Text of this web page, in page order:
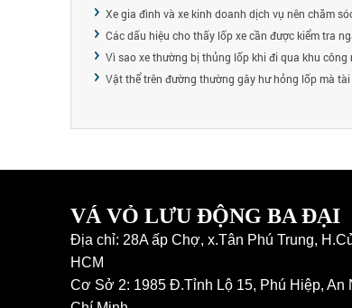
Xe gia đình và xe kinh doanh dịch vụ nên chăm
Các dấu hiệu cho thấy lốp xe cần được kiểm tra
Vì sao xe thường bị thủng lốp khi đi qua khu
Vật thể trên đường thường gây hư hỏng lốp mà
VÁ VỎ LƯU ĐỘNG BA ĐẠI
Địa chỉ: 28A ấp Chợ, x.Tân Phú Trung,
HCM
Cơ Sở 2: 1985 Đ.Tỉnh Lộ 15, Phú Hiệp, An